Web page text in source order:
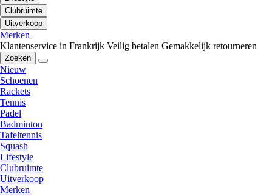
Clubruimte
Uitverkoop
Merken
Klantenservice in Frankrijk Veilig betalen Gemakkelijk retourneren
Zoeken
Nieuw
Schoenen
Rackets
Tennis
Padel
Badminton
Tafeltennis
Squash
Lifestyle
Clubruimte
Uitverkoop
Merken